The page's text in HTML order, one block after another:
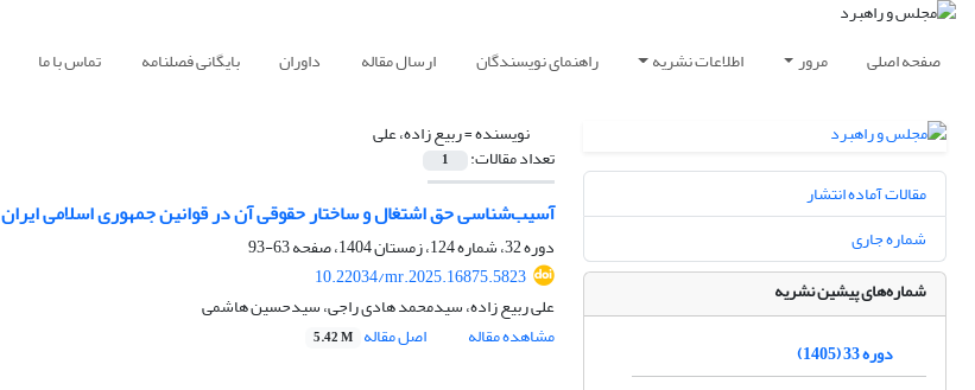
صفحه اصلی مرور اطلاعات نشریه راهنمای نویسندگان ارسال مقاله داوران بایگانی فصلنامه تماس با ما
نویسنده =ربیع زاده، علی
تعداد مقالات: 1
آسیب‌شناسی حق اشتغال و ساختار حقوقی آن در قوانین جمهوری اسلامی ایران
دوره 32، شماره 124، زمستان 1404، صفحه
63-93
10.22034/mr.2025.16875.5823
علی ربیع زاده، سیدمحمد هادی راجی، سیدحسین هاشمی
مشاهده مقاله
اصل مقاله 5.42 M
مقالات آماده انتشار
شماره جاری
شماره‌های پیشین نشریه
دوره 33 (1405)